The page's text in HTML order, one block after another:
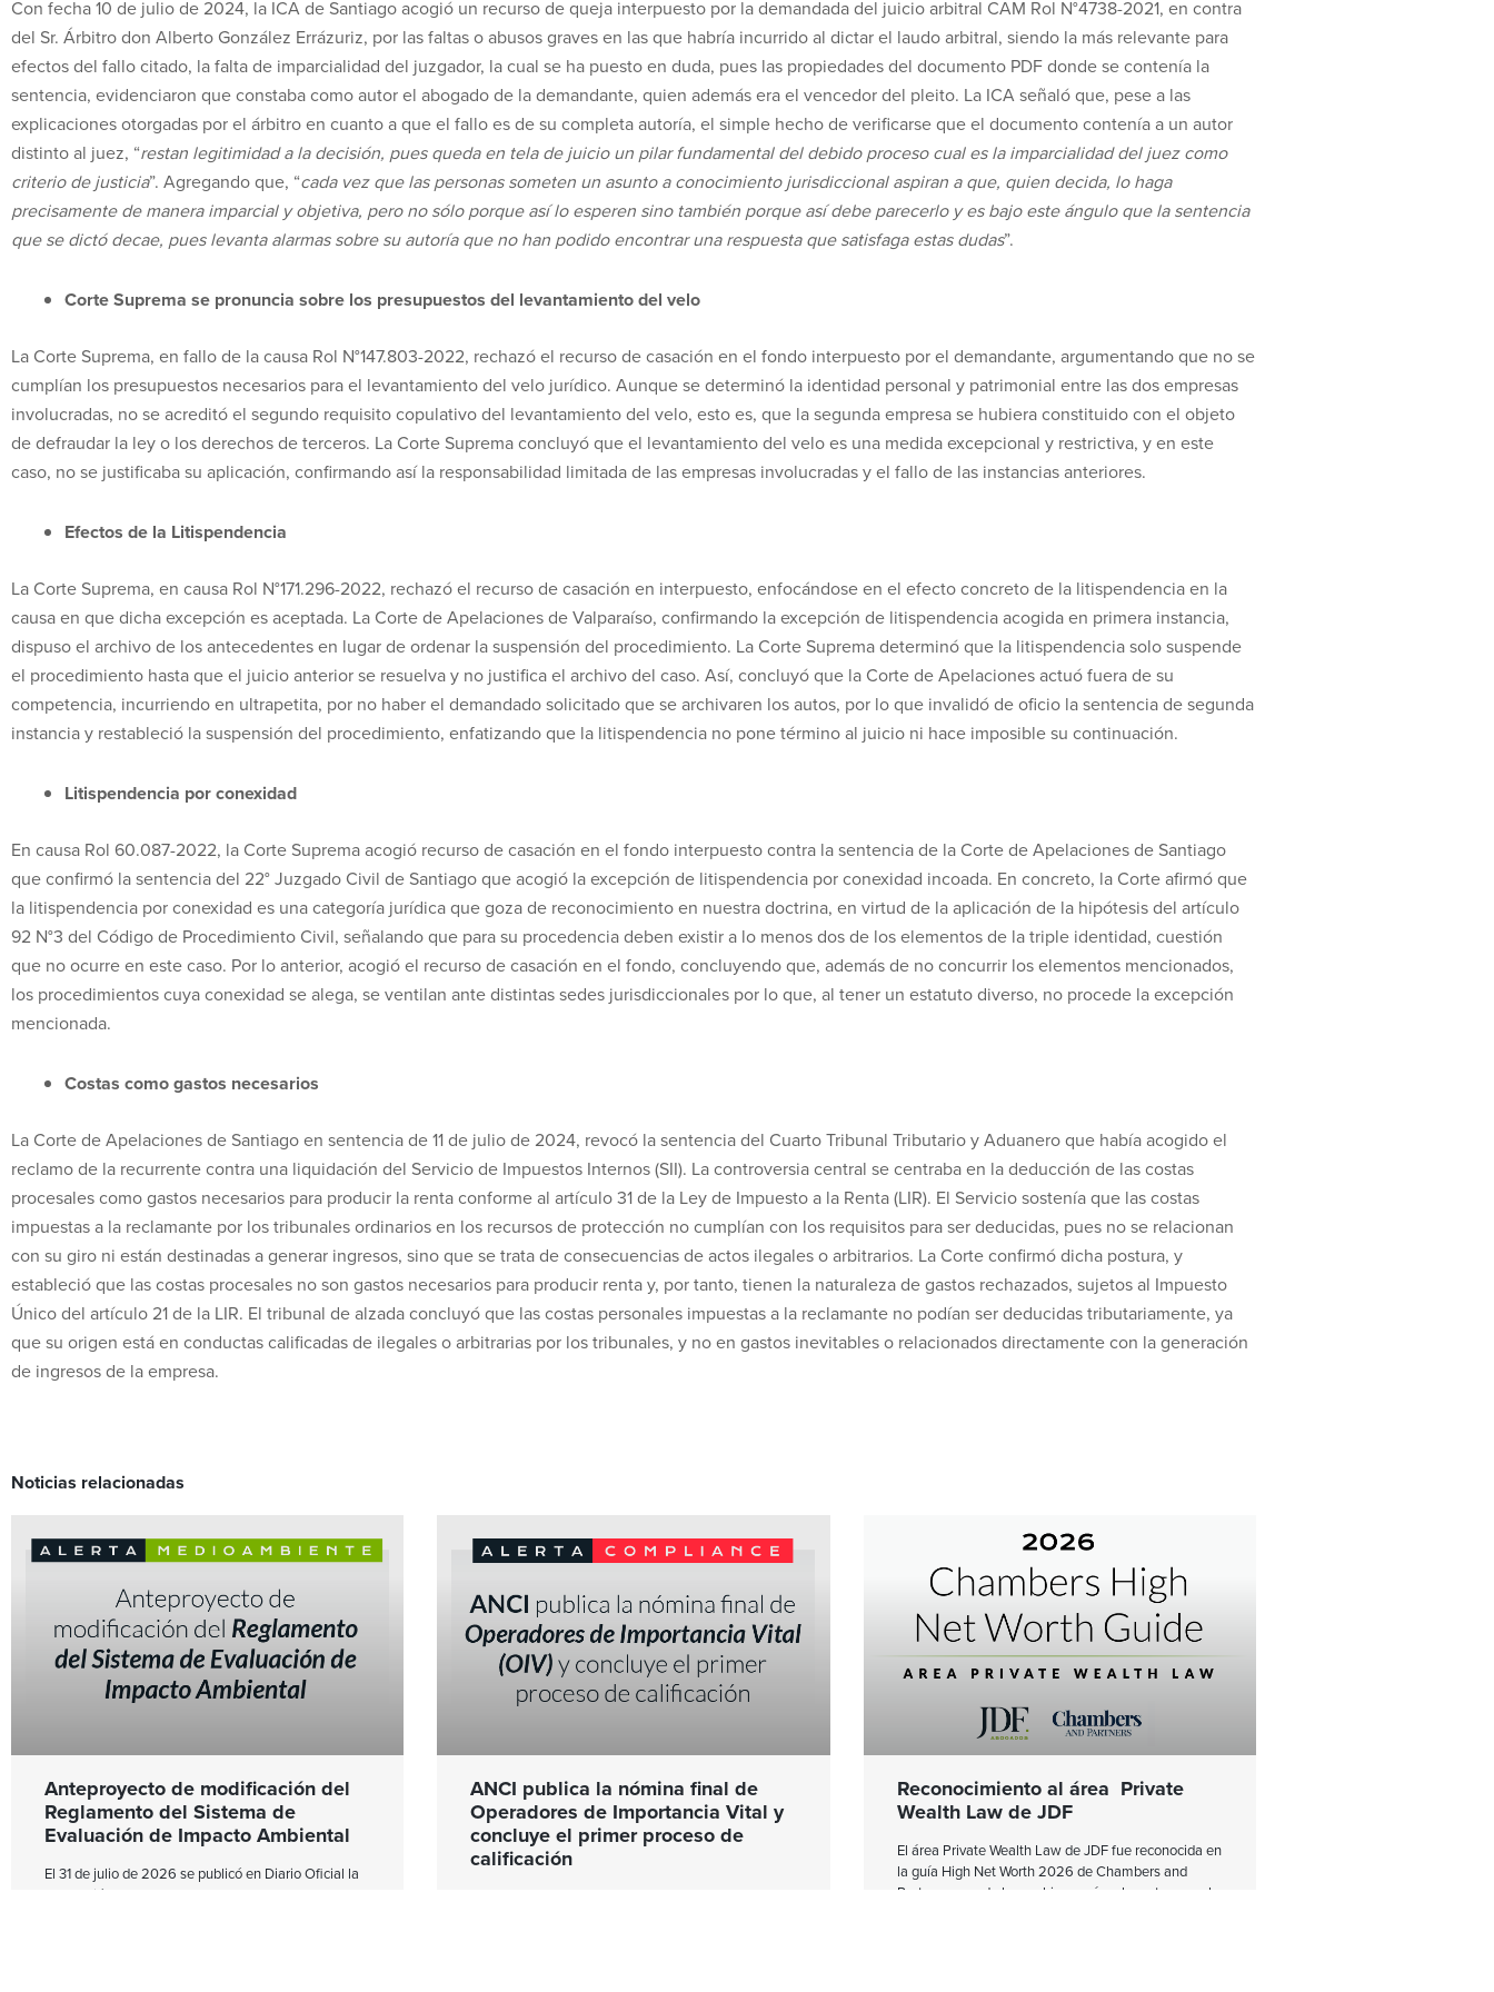
Con fecha 10 de julio de 2024, la ICA de Santiago acogió un recurso de queja interpuesto por la demandada del juicio arbitral CAM Rol N°4738-2021, en contra
del Sr. Árbitro don Alberto González Errázuriz, por las faltas o abusos graves en las que habría incurrido al dictar el laudo arbitral, siendo la más relevante para
efectos del fallo citado, la falta de imparcialidad del juzgador, la cual se ha puesto en duda, pues las propiedades del documento PDF donde se contenía la
sentencia, evidenciaron que constaba como autor el abogado de la demandante, quien además era el vencedor del pleito. La ICA señaló que, pese a las
explicaciones otorgadas por el árbitro en cuanto a que el fallo es de su completa autoría, el simple hecho de verificarse que el documento contenía a un autor
distinto al juez, “restan legitimidad a la decisión, pues queda en tela de juicio un pilar fundamental del debido proceso cual es la imparcialidad del juez como
criterio de justicia”. Agregando que, “cada vez que las personas someten un asunto a conocimiento jurisdiccional aspiran a que, quien decida, lo haga
precisamente de manera imparcial y objetiva, pero no sólo porque así lo esperen sino también porque así debe parecerlo y es bajo este ángulo que la sentencia
que se dictó decae, pues levanta alarmas sobre su autoría que no han podido encontrar una respuesta que satisfaga estas dudas”.
Corte Suprema se pronuncia sobre los presupuestos del levantamiento del velo
La Corte Suprema, en fallo de la causa Rol N°147.803-2022, rechazó el recurso de casación en el fondo interpuesto por el demandante, argumentando que no se
cumplían los presupuestos necesarios para el levantamiento del velo jurídico. Aunque se determinó la identidad personal y patrimonial entre las dos empresas
involucradas, no se acreditó el segundo requisito copulativo del levantamiento del velo, esto es, que la segunda empresa se hubiera constituido con el objeto
de defraudar la ley o los derechos de terceros. La Corte Suprema concluyó que el levantamiento del velo es una medida excepcional y restrictiva, y en este
caso, no se justificaba su aplicación, confirmando así la responsabilidad limitada de las empresas involucradas y el fallo de las instancias anteriores.
Efectos de la Litispendencia
La Corte Suprema, en causa Rol N°171.296-2022, rechazó el recurso de casación en interpuesto, enfocándose en el efecto concreto de la litispendencia en la
causa en que dicha excepción es aceptada. La Corte de Apelaciones de Valparaíso, confirmando la excepción de litispendencia acogida en primera instancia,
dispuso el archivo de los antecedentes en lugar de ordenar la suspensión del procedimiento. La Corte Suprema determinó que la litispendencia solo suspende
el procedimiento hasta que el juicio anterior se resuelva y no justifica el archivo del caso. Así, concluyó que la Corte de Apelaciones actuó fuera de su
competencia, incurriendo en ultrapetita, por no haber el demandado solicitado que se archivaren los autos, por lo que invalidó de oficio la sentencia de segunda
instancia y restableció la suspensión del procedimiento, enfatizando que la litispendencia no pone término al juicio ni hace imposible su continuación.
Litispendencia por conexidad
En causa Rol 60.087-2022, la Corte Suprema acogió recurso de casación en el fondo interpuesto contra la sentencia de la Corte de Apelaciones de Santiago
que confirmó la sentencia del 22° Juzgado Civil de Santiago que acogió la excepción de litispendencia por conexidad incoada. En concreto, la Corte afirmó que
la litispendencia por conexidad es una categoría jurídica que goza de reconocimiento en nuestra doctrina, en virtud de la aplicación de la hipótesis del artículo
92 N°3 del Código de Procedimiento Civil, señalando que para su procedencia deben existir a lo menos dos de los elementos de la triple identidad, cuestión
que no ocurre en este caso. Por lo anterior, acogió el recurso de casación en el fondo, concluyendo que, además de no concurrir los elementos mencionados,
los procedimientos cuya conexidad se alega, se ventilan ante distintas sedes jurisdiccionales por lo que, al tener un estatuto diverso, no procede la excepción
mencionada.
Costas como gastos necesarios
La Corte de Apelaciones de Santiago en sentencia de 11 de julio de 2024, revocó la sentencia del Cuarto Tribunal Tributario y Aduanero que había acogido el
reclamo de la recurrente contra una liquidación del Servicio de Impuestos Internos (SII). La controversia central se centraba en la deducción de las costas
procesales como gastos necesarios para producir la renta conforme al artículo 31 de la Ley de Impuesto a la Renta (LIR). El Servicio sostenía que las costas
impuestas a la reclamante por los tribunales ordinarios en los recursos de protección no cumplían con los requisitos para ser deducidas, pues no se relacionan
con su giro ni están destinadas a generar ingresos, sino que se trata de consecuencias de actos ilegales o arbitrarios. La Corte confirmó dicha postura, y
estableció que las costas procesales no son gastos necesarios para producir renta y, por tanto, tienen la naturaleza de gastos rechazados, sujetos al Impuesto
Único del artículo 21 de la LIR. El tribunal de alzada concluyó que las costas personales impuestas a la reclamante no podían ser deducidas tributariamente, ya
que su origen está en conductas calificadas de ilegales o arbitrarias por los tribunales, y no en gastos inevitables o relacionados directamente con la generación
de ingresos de la empresa.
Noticias relacionadas
Anteproyecto de modificación del
Reglamento del Sistema de
Evaluación de Impacto Ambiental
El 31 de julio de 2026 se publicó en Diario Oficial la
Resolución Exenta N°4157 que aprueba el
ANCI publica la nómina final de
Operadores de Importancia Vital y
concluye el primer proceso de
calificación
Reconocimiento al área Private
Wealth Law de JDF
El área Private Wealth Law de JDF fue reconocida en
la guía High Net Worth 2026 de Chambers and
Partners, uno de los rankings más relevantes para la